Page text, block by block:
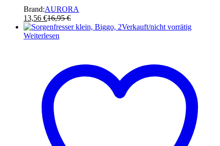
Brand:AURORA
13,56 €16,95€
Verkauft/nicht vorrätig
Weiterlesen